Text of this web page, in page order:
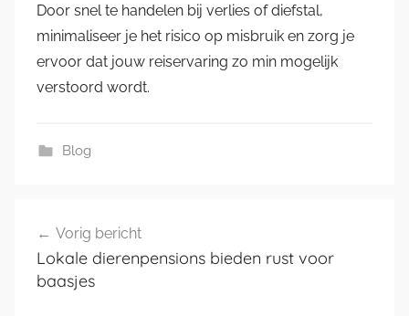
Door snel te handelen bij verlies of diefstal,
minimaliseer je het risico op misbruik en zorg je
ervoor dat jouw reiservaring zo min mogelijk
verstoord wordt.
Blog
navigatie
Vorig bericht
Lokale dierenpensions bieden rust voor
baasjes